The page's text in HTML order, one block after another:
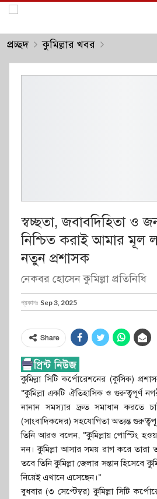
প্রচ্ছদ কুমিল্লার খবর
স্বচ্ছতা, জবাবদিহিতা ও
নিশ্চিত করাই আমার মূল
নতুন প্রশাসক
নেকবর হোসেন কুমিল্লা প্রতিনিধি
প্রকাশঃ Sep 3, 2025
Share
কুমিল্লা সিটি কর্পোরেশনের (কুসিক)
“কুমিল্লা একটি ঐতিহাসিক ও গুরুত্বপূর্ণ
নানান সমস্যার দ্রুত সমাধান করতে
(সাংবাদিকদের) সহযোগিতা অত্যন্ত
তিনি আরও বলেন, “কুমিল্লায় পোস্টিং
নন। কুমিল্লা আসার সময় রাগ করে তারা
তবে তিনি কুমিল্লা জেলার সন্তান হিসেবে
নিয়েই এখানে এসেছেন।”
বুধবার (৩ সেপ্টেম্বর) কুমিল্লা সিটি